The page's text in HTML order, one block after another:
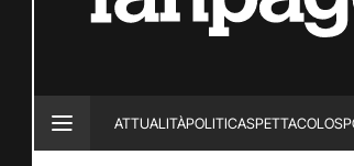
ATTUALITÀPOLITICASPETTACOLO